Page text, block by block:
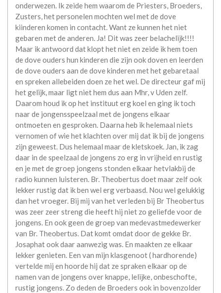
onderwezen. Ik zeide hem waarom de Priesters, Broeders,
Zusters, het personelen mochten wel met de dove
kiinderen komen in contacht. Want ze kunnen het niet
gebaren met de anderen. Ja! Dit was zeer belachelijk!!!!
Maar ik antwoord dat klopt het niet en zeide ik hem toen
de dove ouders hun kinderen die zijn ook doven en leerden
de dove ouders aan de dove kinderen met het gebaretaal
en spreken allebeiden doen ze het wel. De directeur gaf mij
het gelijk, maar ligt niet hem dus aan Mhr, v Uden zelf.
Daarom houd ik op het instituut erg koel en ging ik toch
naar de jongensspeelzaal met de jongens elkaar
ontmoeten en gesproken. Daarna heb ik helemaal niets
vernomen of wie het klachten over mij dat ik bij de jongens
zijn geweest. Dus helemaal maar de kletskoek. Jan, ik zag
daar in de speelzaal de jongens zo erg in vrijheid en rustig
en je met de groep jongens stonden elkaar hetvlakbij de
radio kunnen luisteren. Br. Theobertus doet maar zelf ook
lekker rustig dat ik ben wel erg verbaasd. Nou wel gelukkig
dan het vroeger. Bij mij van het verleden bij Br Theobertus
was zeer zeer streng die heeft hij niet zo geliefde voor de
jongens. En ook geen de groep van medevastmedewerker
van Br. Theobertus. Dat komt omdat door de gekke Br.
Josaphat ook daar aanwezig was. En maakten ze elkaar
lekker genieten. Een van mijn klasgenoot ( hardhorende)
vertelde mij en hoorde hij dat ze spraken elkaar op de
namen van de jongens over knappe, lelijke, onbeschofte,
rustig jongens. Zo deden de Broeders ook in bovenzolder